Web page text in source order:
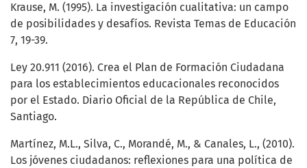
Krause, M. (1995). La investigación cualitativa: un campo
de posibilidades y desafíos. Revista Temas de Educación
7, 19-39.
Ley 20.911 (2016). Crea el Plan de Formación Ciudadana
para los establecimientos educacionales reconocidos
por el Estado. Diario Oficial de la República de Chile,
Santiago.
Martínez, M.L., Silva, C., Morandé, M., & Canales, L., (2010).
Los jóvenes ciudadanos: reflexiones para una política de